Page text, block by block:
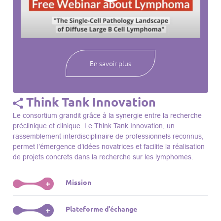
webinaires à venir, des séances précédentes et joignez-vous
notre compréhension des lymphomes et des maladies
En savoir plus
Think Tank Innovation
Le consortium grandit grâce à la synergie entre la recherche
préclinique et clinique. Le Think Tank Innovation, un
rassemblement interdisciplinaire de professionnels reconnus,
permet l’émergence d’idées novatrices et facilite la réalisation
de projets concrets dans la recherche sur les lymphomes.
+ Mission
Le Think Tank initie des projets, façonne des initiatives de
R&D, identifie des porteurs et promeut l’unité parmi les
+ Plateforme d'échange